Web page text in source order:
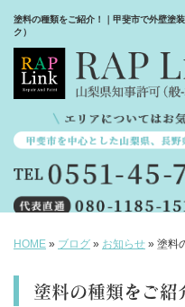
塗料の種類をご紹介！｜甲斐市で外壁塗
ク）
HOME » ブログ » お知らせ » 塗料
塗料の種類をご紹